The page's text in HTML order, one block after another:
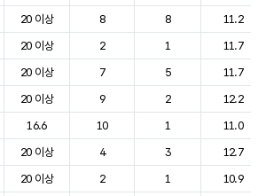
20 이상 8 8
11.2
20 이상 2 1
11.7
20 이상 7 5
11.7
20 이상 9 2
12.2
16.6 10 1
11.0
20 이상 4 3
12.7
20 이상 2 1
10.9